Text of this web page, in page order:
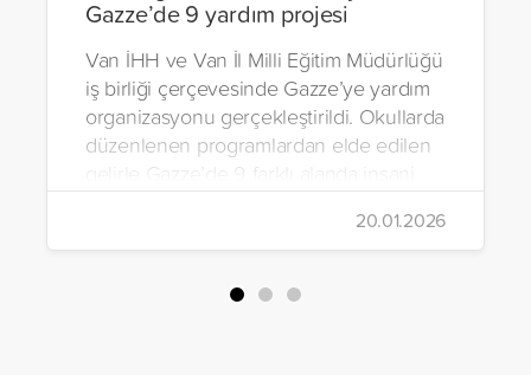
Gazze’de 9 yardım projesi
Van İHH ve Van İl Milli Eğitim Müdürlüğü
iş birliği çerçevesinde Gazze’ye yardım
organizasyonu gerçekleştirildi. Okullarda
düzenlenen programlardan elde edilen
gelirle Gazze’de 9 farklı alanda insani
yardım çalışmalarında bulunuldu.
20.01.2026